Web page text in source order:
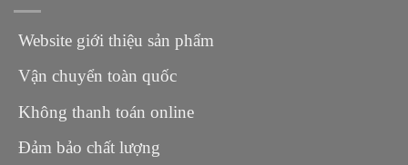
Website giới thiệu sản phẩm
Vận chuyển toàn quốc
Không thanh toán online
Đảm bảo chất lượng